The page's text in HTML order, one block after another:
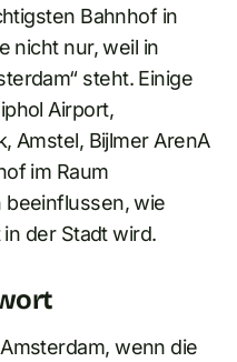
Bahnhof in
nicht nur, weil in
steht. Einige
Airport,
Amstel, Bijlmer ArenA
im Raum
beeinflussen, wie
der Stadt wird.
wenn die